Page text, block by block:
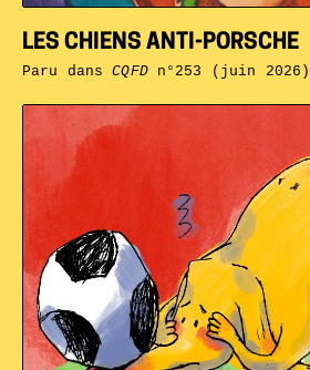
LES CHIENS ANTI-PORSCHE
Paru dansCQFDn°253 (juin 2026)